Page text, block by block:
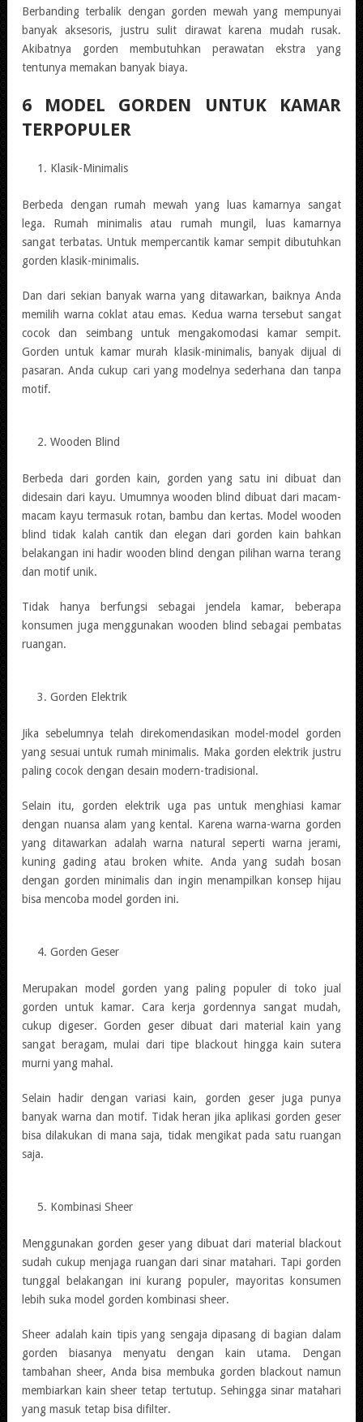
Berbanding terbalik dengan gorden mewah yang mempunyai
banyak aksesoris, justru sulit dirawat karena mudah rusak.
Akibatnya gorden membutuhkan perawatan ekstra yang
tentunya memakan banyak biaya.
6 MODEL GORDEN UNTUK KAMAR
TERPOPULER
Klasik-Minimalis
Berbeda dengan rumah mewah yang luas kamarnya sangat
lega. Rumah minimalis atau rumah mungil, luas kamarnya
sangat terbatas. Untuk mempercantik kamar sempit dibutuhkan
gorden klasik-minimalis.
Dan dari sekian banyak warna yang ditawarkan, baiknya Anda
memilih warna coklat atau emas. Kedua warna tersebut sangat
cocok dan seimbang untuk mengakomodasi kamar sempit.
Gorden untuk kamar murah klasik-minimalis, banyak dijual di
pasaran. Anda cukup cari yang modelnya sederhana dan tanpa
motif.
Wooden Blind
Berbeda dari gorden kain, gorden yang satu ini dibuat dan
didesain dari kayu. Umumnya wooden blind dibuat dari macam-
macam kayu termasuk rotan, bambu dan kertas. Model wooden
blind tidak kalah cantik dan elegan dari gorden kain bahkan
belakangan ini hadir wooden blind dengan pilihan warna terang
dan motif unik.
Tidak hanya berfungsi sebagai jendela kamar, beberapa
konsumen juga menggunakan wooden blind sebagai pembatas
ruangan.
Gorden Elektrik
Jika sebelumnya telah direkomendasikan model-model gorden
yang sesuai untuk rumah minimalis. Maka gorden elektrik justru
paling cocok dengan desain modern-tradisional.
Selain itu, gorden elektrik uga pas untuk menghiasi kamar
dengan nuansa alam yang kental. Karena warna-warna gorden
yang ditawarkan adalah warna natural seperti warna jerami,
kuning gading atau broken white. Anda yang sudah bosan
dengan gorden minimalis dan ingin menampilkan konsep hijau
bisa mencoba model gorden ini.
Gorden Geser
Merupakan model gorden yang paling populer di toko jual
gorden untuk kamar. Cara kerja gordennya sangat mudah,
cukup digeser. Gorden geser dibuat dari material kain yang
sangat beragam, mulai dari tipe blackout hingga kain sutera
murni yang mahal.
Selain hadir dengan variasi kain, gorden geser juga punya
banyak warna dan motif. Tidak heran jika aplikasi gorden geser
bisa dilakukan di mana saja, tidak mengikat pada satu ruangan
saja.
Kombinasi Sheer
Menggunakan gorden geser yang dibuat dari material blackout
sudah cukup menjaga ruangan dari sinar matahari. Tapi gorden
tunggal belakangan ini kurang populer, mayoritas konsumen
lebih suka model gorden kombinasi sheer.
Sheer adalah kain tipis yang sengaja dipasang di bagian dalam
gorden biasanya menyatu dengan kain utama. Dengan
tambahan sheer, Anda bisa membuka gorden blackout namun
membiarkan kain sheer tetap tertutup. Sehingga sinar matahari
yang masuk tetap bisa difilter.